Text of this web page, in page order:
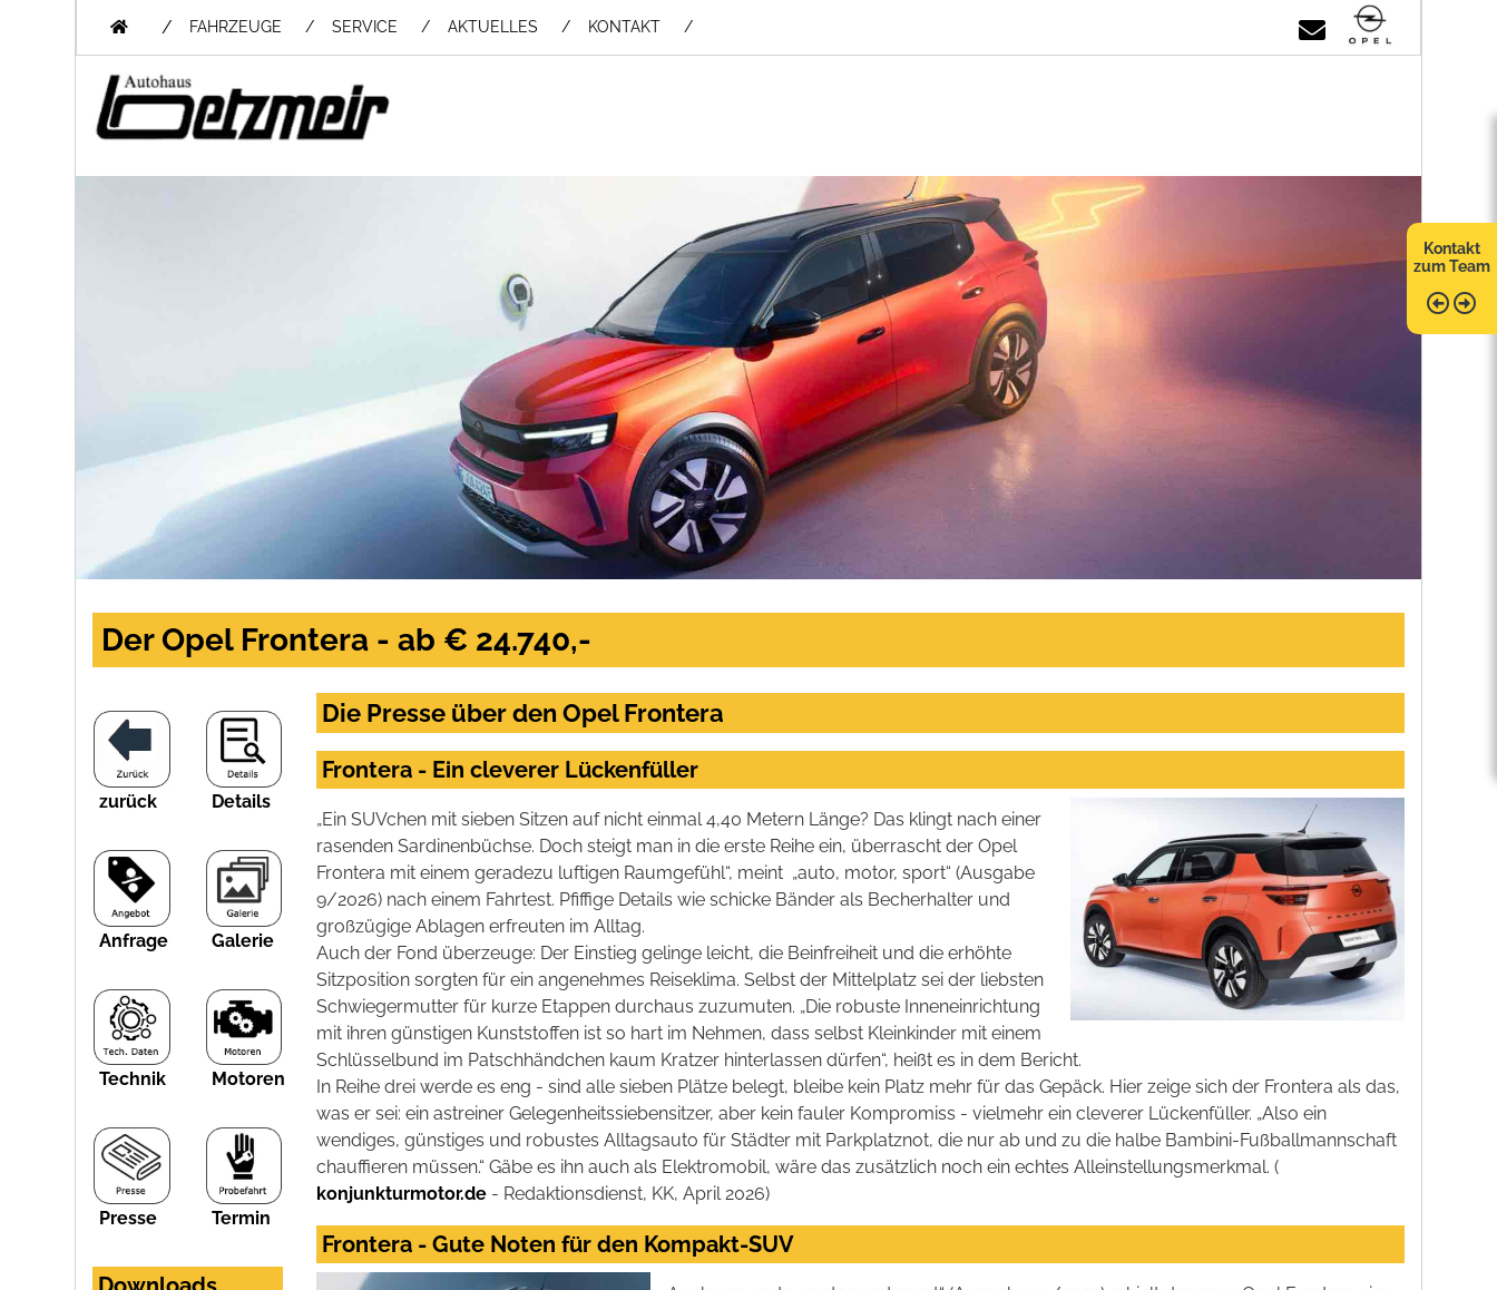
/ FAHRZEUGE SERVICE AKTUELLES KONTAKT
Kontakt
zum Team
Der Opel Frontera - ab € 24.740,-
zurück Details
Anfrage Galerie
Technik Motoren
Presse Termin
Die Presse über den Opel Frontera
Frontera - Ein cleverer Lückenfüller
„Ein SUVchen mit sieben Sitzen auf nicht einmal 4,40 Metern Länge? Das klingt nach einer
rasenden Sardinenbüchse. Doch steigt man in die erste Reihe ein, überrascht der Opel
Frontera mit einem geradezu luftigen Raumgefühl“, meint „auto, motor, sport“ (Ausgabe
9/2026) nach einem Fahrtest. Pfiffige Details wie schicke Bänder als Becherhalter und
großzügige Ablagen erfreuten im Alltag.
Auch der Fond überzeuge: Der Einstieg gelinge leicht, die Beinfreiheit und die erhöhte
Sitzposition sorgten für ein angenehmes Reiseklima. Selbst der Mittelplatz sei der liebsten
Schwiegermutter für kurze Etappen durchaus zuzumuten. „Die robuste Inneneinrichtung
mit ihren günstigen Kunststoffen ist so hart im Nehmen, dass selbst Kleinkinder mit einem
Schlüsselbund im Patschhändchen kaum Kratzer hinterlassen dürfen“, heißt es in dem Bericht.
In Reihe drei werde es eng - sind alle sieben Plätze belegt, bleibe kein Platz mehr für das Gepäck. Hier zeige sich der Frontera als das,
was er sei: ein astreiner Gelegenheitssiebensitzer, aber kein fauler Kompromiss - vielmehr ein cleverer Lückenfüller. „Also ein
wendiges, günstiges und robustes Alltagsauto für Städter mit Parkplatznot, die nur ab und zu die halbe Bambini-Fußballmannschaft
chauffieren müssen.“ Gäbe es ihn auch als Elektromobil, wäre das zusätzlich noch ein echtes Alleinstellungsmerkmal. (
konjunkturmotor.de - Redaktionsdienst, KK, April 2026)
Frontera - Gute Noten für den Kompakt-SUV